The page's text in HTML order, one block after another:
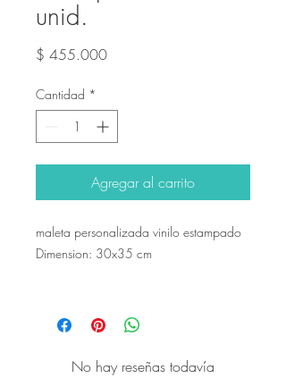
unid.
$ 455.000Precio
Cantidad *
Agregar al carrito
maleta personalizada vinilo estampado
Dimension: 30x35 cm
No hay reseñas todavía